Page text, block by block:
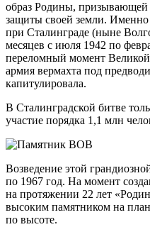
образ Родины, призывающей
защиты своей земли.
при Сталинграде (ныне
месяцев с июля 1942 по
переломный момент
армия вермахта под
капитулировала.
В Сталинградской битве
участие порядка 1,1 млн
Возведение этой
по 1967 год. На момент
на протяжении 22 лет «
высоким памятником на
по высоте.